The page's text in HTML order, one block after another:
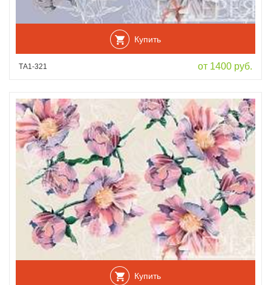
Купить
ТА1-321 от 1400 руб.
Купить